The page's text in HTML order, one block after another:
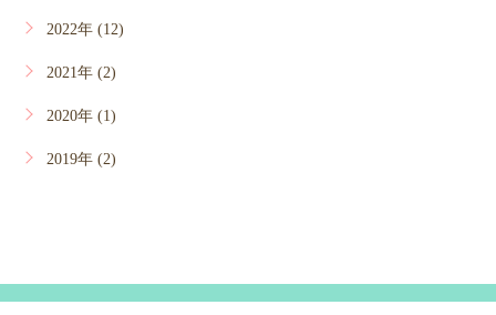
2022年 (12)
2021年 (2)
2020年 (1)
2019年 (2)